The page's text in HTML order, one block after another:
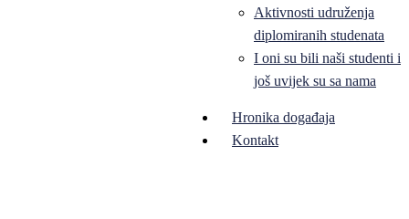
Aktivnosti udruženja
diplomiranih studenata
I oni su bili naši studenti i
još uvijek su sa nama
Hronika događaja
Kontakt